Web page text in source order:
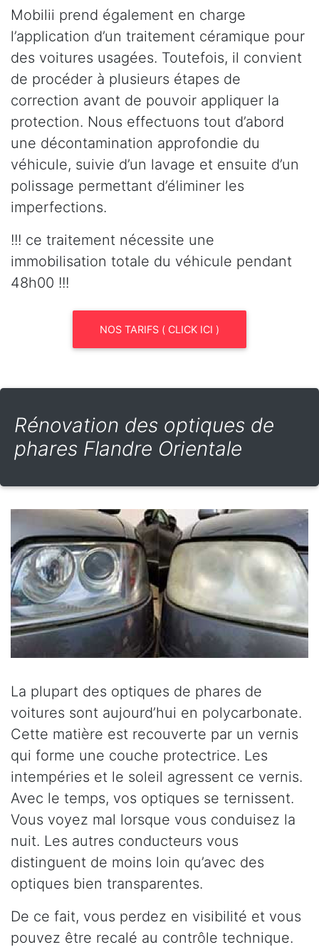
Mobilii prend également en charge
l’application d’un traitement céramique pour
des voitures usagées. Toutefois, il convient
de procéder à plusieurs étapes de
correction avant de pouvoir appliquer la
protection. Nous effectuons tout d’abord
une décontamination approfondie du
véhicule, suivie d’un lavage et ensuite d’un
polissage permettant d’éliminer les
imperfections.
!!! ce traitement nécessite une
immobilisation totale du véhicule pendant
48h00 !!!
NOS TARIFS ( CLICK ICI )
Rénovation des optiques de
phares Flandre Orientale
La plupart des optiques de phares de
voitures sont aujourd’hui en polycarbonate.
Cette matière est recouverte par un vernis
qui forme une couche protectrice. Les
intempéries et le soleil agressent ce vernis.
Avec le temps, vos optiques se ternissent.
Vous voyez mal lorsque vous conduisez la
nuit. Les autres conducteurs vous
distinguent de moins loin qu’avec des
optiques bien transparentes.
De ce fait, vous perdez en visibilité et vous
pouvez être recalé au contrôle technique.